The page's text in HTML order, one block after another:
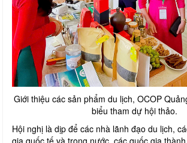
Giới thiệu các sản phẩm du lịch, OCOP
biểu tham dự hội thảo.
Hội nghị là dịp để các nhà lãnh đạo du lịch,
gia quốc tế và trong nước, các quốc gia